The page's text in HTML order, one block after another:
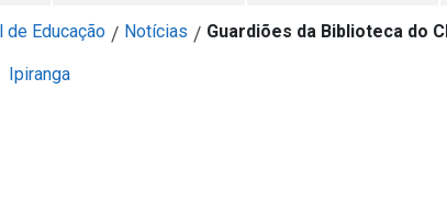
de Educação / Notícias / Guardiões da Biblioteca do
Ipiranga